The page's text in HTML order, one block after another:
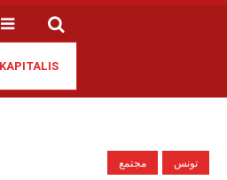
KAPITALIS
تونس مجتمع